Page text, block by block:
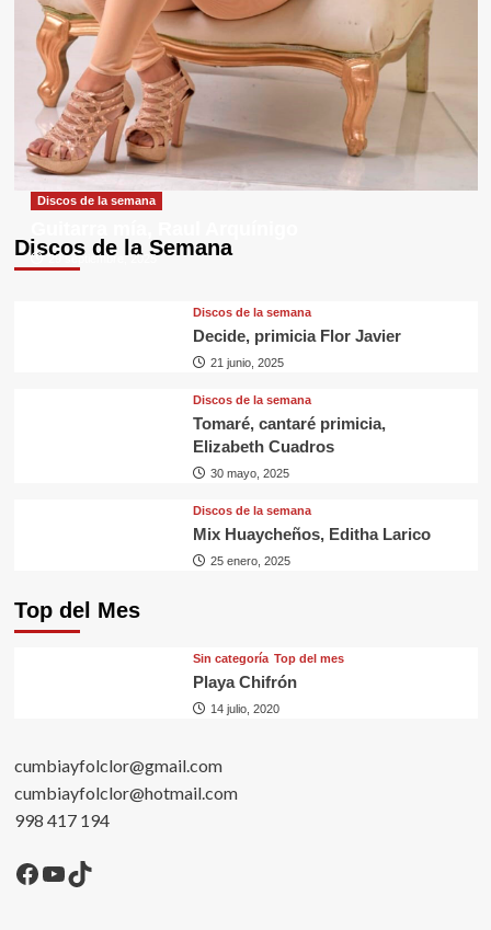
Discos de la Semana
Discos de la semana
29 septiembre, 2025
Discos de la semana
Decide, primicia Flor Javier
21 junio, 2025
Discos de la semana
Tomaré, cantaré primicia,
Elizabeth Cuadros
30 mayo, 2025
Discos de la semana
Mix Huaycheños, Editha Larico
25 enero, 2025
Top del Mes
Sin categorí­a Top del mes
Playa Chifrón
14 julio, 2020
cumbiayfolclor@gmail.com
cumbiayfolclor@hotmail.com
998 417 194
Facebook
YouTube
TikTok